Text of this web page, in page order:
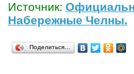
Источник:
Набережные Челны.
Поделиться…